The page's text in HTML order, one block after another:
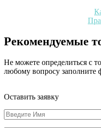
Рекомендуемые
Не можете определиться с
любому вопросу заполните
Оставить заявку